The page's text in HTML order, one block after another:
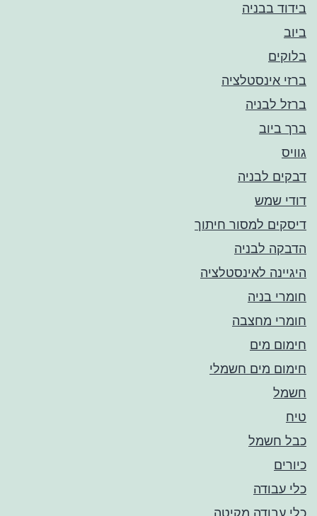
בידוד בבניה
ביוב
בלוקים
ברזי אינסטלציה
ברזל לבניה
ברך ביוב
גוויס
דבקים לבניה
דודי שמש
דיסקים למסור חיתוך
הדבקה לבניה
היגיינה לאינסטלציה
חומרי בניה
חומרי מחצבה
חימום מים
חימום מים חשמלי
חשמל
טיח
כבל חשמל
כיורים
כלי עבודה